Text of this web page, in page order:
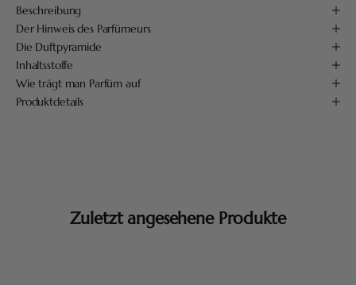
Beschreibung
Der Hinweis des Parfümeurs
Die Duftpyramide
Inhaltsstoffe
Wie trägt man Parfüm auf
Produktdetails
Zuletzt angesehene Produkte